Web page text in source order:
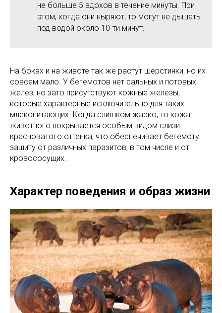
не больше 5 вдохов в течение минуты. При
этом, когда они ныряют, то могут не дышать
под водой около 10-ти минут.
На боках и на животе так же растут шерстинки, но их
совсем мало. У бегемотов нет сальных и потовых
желез, но зато присутствуют кожные железы,
которые характерные исключительно для таких
млекопитающих. Когда слишком жарко, то кожа
животного покрывается особым видом слизи
красноватого оттенка, что обеспечивает бегемоту
защиту от различных паразитов, в том числе и от
кровососущих.
Характер поведения и образ жизни